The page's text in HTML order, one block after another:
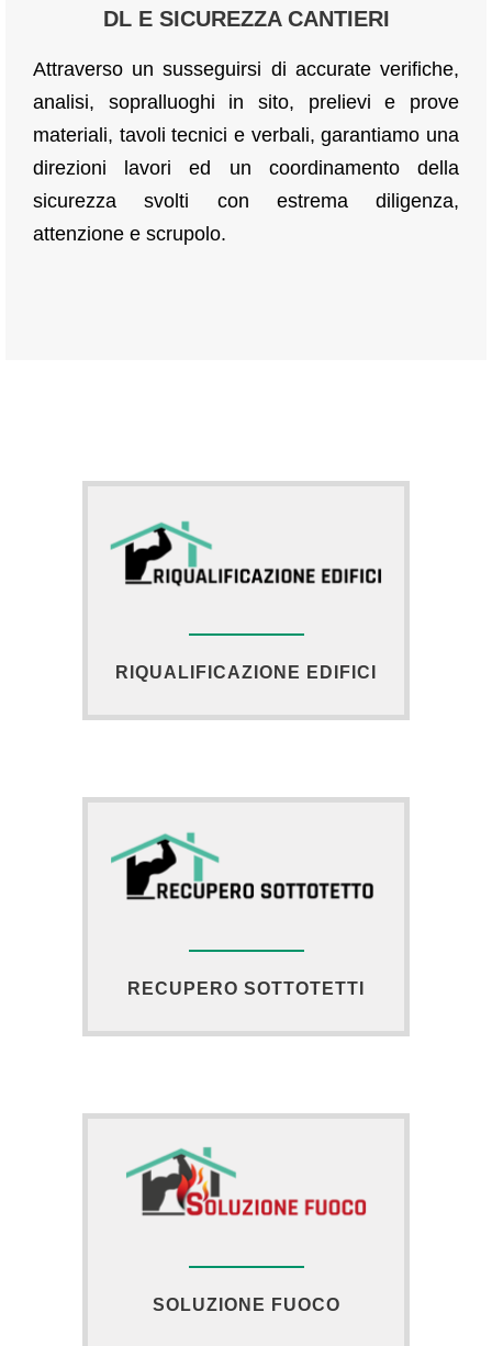
DL E SICUREZZA CANTIERI
Attraverso un susseguirsi di accurate verifiche,
analisi, sopralluoghi in sito, prelievi e prove
materiali, tavoli tecnici e verbali, garantiamo una
direzioni lavori ed un coordinamento della
sicurezza svolti con estrema diligenza,
attenzione e scrupolo.
RIQUALIFICAZIONE EDIFICI
RECUPERO SOTTOTETTI
SOLUZIONE FUOCO